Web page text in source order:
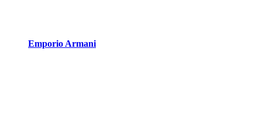
Emporio Armani